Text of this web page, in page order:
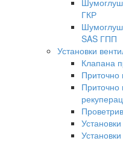
ГКР
SAS ГПП
Установки
Клапана
Приточно